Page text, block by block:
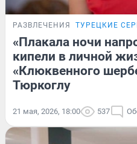
РАЗВЛЕЧЕНИЯ ТУРЕЦКИЕ
«Плакала ночи
кипели в личной
«Клюквенного
Тюркоглу
21 мая, 2026, 18:00 537